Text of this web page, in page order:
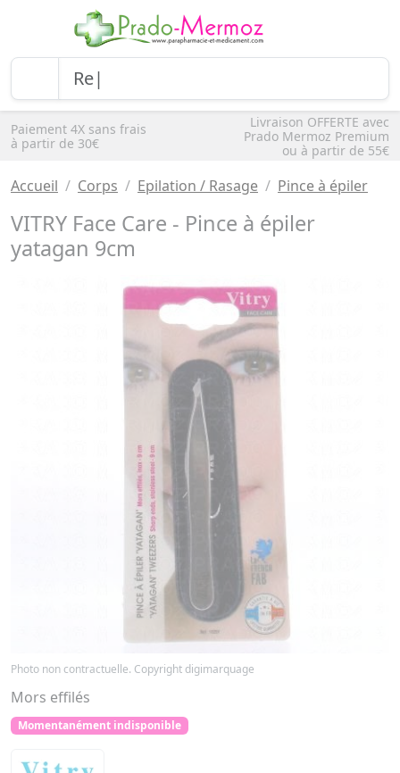
Paiement 4X sans frais
à partir de 30€
Livraison OFFERTE avec
Prado Mermoz Premium
ou à partir de 55€
Accueil Corps Epilation / Rasage Pince à épiler
VITRY Face Care - Pince à épiler
yatagan 9cm
Photo non contractuelle. Copyright digimarquage
Mors effilés
Momentanément indisponible